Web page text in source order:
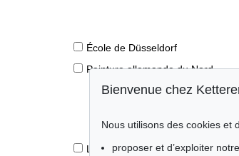
École de Düsseldorf
Peinture allemande du Nord
Le livre des Modernes
Bienvenue chez
Nous utilisons des cookies et
proposer et d’exploiter